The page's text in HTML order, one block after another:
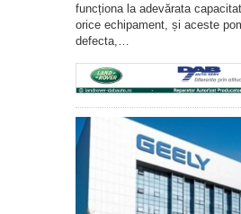
funcționa la adevărata
orice echipament, și aceste
defecta,…